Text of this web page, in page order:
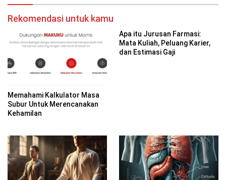
Rekomendasi untuk kamu
Memahami Kalkulator Masa
Subur Untuk Merencanakan
Kehamilan
Apa itu Jurusan Farmasi:
Mata Kuliah, Peluang Karier,
dan Estimasi Gaji